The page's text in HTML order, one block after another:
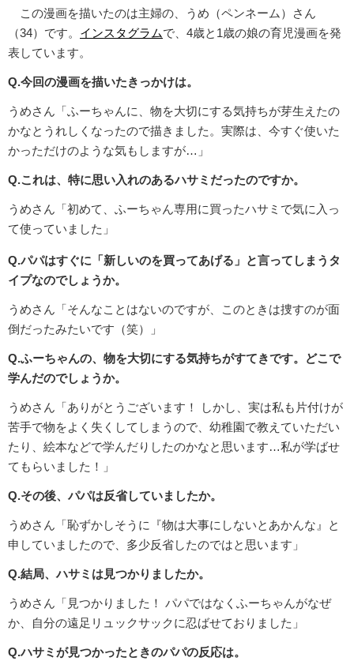
この漫画を描いたのは主婦の、うめ（ペンネーム）さん
（34）です。 インスタグラムで、4歳と1歳の娘の育児漫画を発
表しています。
Q.今回の漫画を描いたきっかけは。
うめさん「ふーちゃんに、物を大切にする気持ちが芽生えたの
かなとうれしくなったので描きました。実際は、今すぐ使いた
かっただけのような気もしますが…」
Q.これは、特に思い入れのあるハサミだったのですか。
うめさん「初めて、ふーちゃん専用に買ったハサミで気に入っ
て使っていました」
Q.パパはすぐに「新しいのを買ってあげる」と言ってしまうタ
イプなのでしょうか。
うめさん「そんなことはないのですが、このときは捜すのが面
倒だったみたいです（笑）」
Q.ふーちゃんの、物を大切にする気持ちがすてきです。どこで
学んだのでしょうか。
うめさん「ありがとうございます！ しかし、実は私も片付けが
苦手で物をよく失くしてしまうので、幼稚園で教えていただい
たり、絵本などで学んだりしたのかなと思います…私が学ばせ
てもらいました！」
Q.その後、パパは反省していましたか。
うめさん「恥ずかしそうに『物は大事にしないとあかんな』と
申していましたので、多少反省したのではと思います」
Q.結局、ハサミは見つかりましたか。
うめさん「見つかりました！ パパではなくふーちゃんがなぜ
か、自分の遠足リュックサックに忍ばせておりました」
Q.ハサミが見つかったときのパパの反応は。